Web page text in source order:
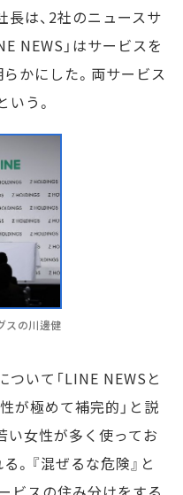
は、2社のニュースサ
NEWS」はサービスを
かにした。両サービス
う。
スの川邊健
いて「LINE NEWSと
が極めて補完的」と説
い女性が多く使ってお
。『混ぜるな危険』と